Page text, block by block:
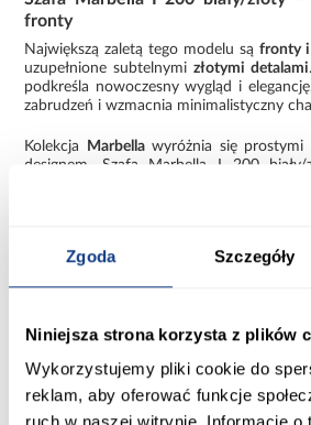
Zgoda Szczegóły
Niniejsza strona korzysta z plików
Wykorzystujemy pliki cookie do
reklam, aby oferować funkcje
fronty
Największą zaletą tego modelu są fronty i
uzupełnione subtelnymizłotymi detalami.
podkreśla nowoczesny wygląd i
zabrudzeń i wzmacnia minimalistyczny
Kolekcja Marbellawyróżnia się prostymi
designem. Szafa Marbella I 200 biały/
trwałością dzięki laminowanej płycie
odporność na codzienne użytkowanie
Szafa nowoczesna do
praktyczne informacje
samodzielnego montażu, co ułatwia
zapewniając stabilność i trwałość
asortymentu: szafa, który łączy
pojemnością i funkcjonalnością.